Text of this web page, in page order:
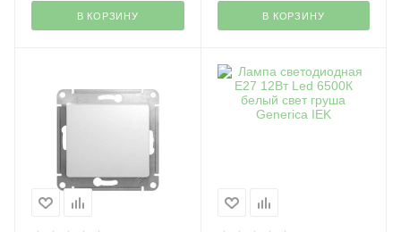
В КОРЗИНУ В КОРЗИНУ